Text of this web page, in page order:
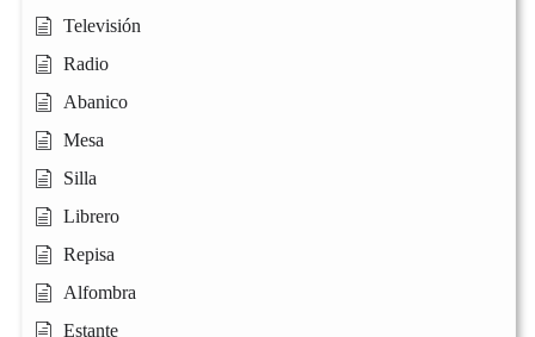
Televisión
Radio
Abanico
Mesa
Silla
Librero
Repisa
Alfombra
Estante